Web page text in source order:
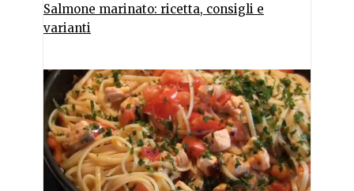
Salmone marinato: ricetta, consigli e
varianti